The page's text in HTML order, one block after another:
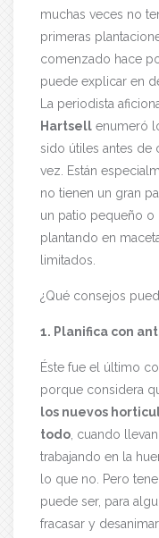
muchas veces no
primeras
comenzado hace
puede explicar en
La periodista
Hartsell enumeró
sido útiles antes de
vez. Están
no tienen un gran
un patio pequeño o
plantando en
limitados.
¿Qué consejos
1. Planifica con
Éste fue el último
porque considera
los nuevos
todo , cuando
trabajando en la
lo que no. Pero
puede ser, para
fracasar y